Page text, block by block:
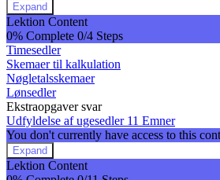
Expand
Skemaer
Lektion Content
0% Complete 0/4 Steps
Timesedler
Skemaer til kalkulation
Nøgletalsskemaer
Lønsedler
Ekstraopgaver svar
Udfyldelse af ugesedler 11 Emner
You don't currently have access to this
Expand
Udfyldelse
af
Lektion Content